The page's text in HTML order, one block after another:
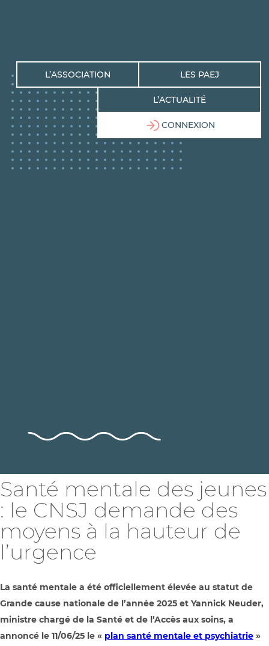
L’ASSOCIATION LES PAEJ
L’ACTUALITÉ
CONNEXION
Santé mentale des jeunes
: le CNSJ demande des
moyens à la hauteur de
l’urgence
La santé mentale a été officiellement élevée au statut de
Grande cause nationale de l’année 2025 et Yannick Neuder,
ministre chargé de la Santé et de l’Accès aux soins, a
annoncé le 11/06/25 le « plan santé mentale et psychiatrie »